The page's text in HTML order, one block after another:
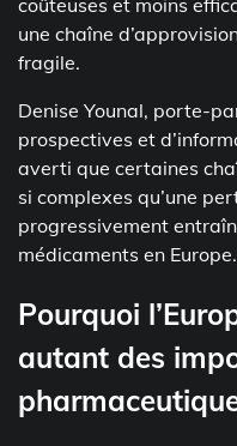
une chaîne
fragile.
Denise Younal, porte-
prospectives et
averti que certaines
si complexes qu’une
progressivement
médicaments en Europe.
Pourquoi
autant des